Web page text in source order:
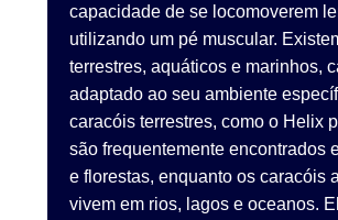
capacidade de se locomoverem
utilizando um pé muscular.
terrestres, aquáticos e marinhos,
adaptado ao seu ambiente
caracóis terrestres, como o Helix
são frequentemente encontrados
e florestas, enquanto os caracóis
vivem em rios, lagos e oceanos.